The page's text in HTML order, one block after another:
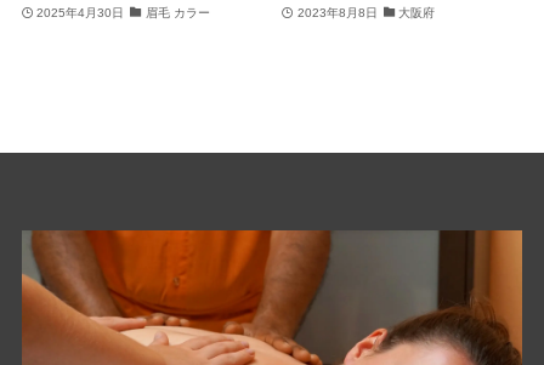
2025年4月30日 眉毛 カラー 2023年8月8日 大阪府